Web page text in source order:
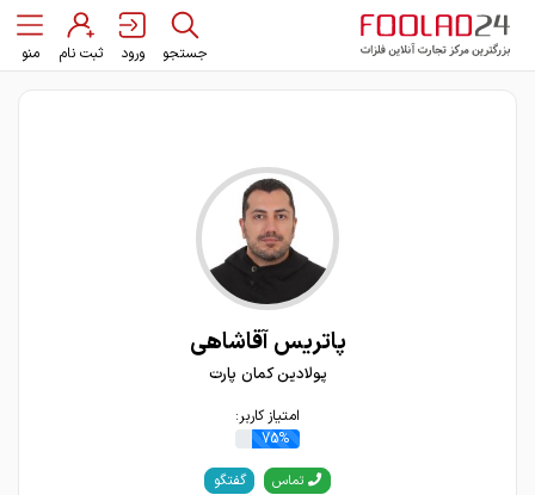
جستجو ورود ثبت نام منو
پاتریس آقاشاهی
پولادین کمان پارت
امتیاز کاربر:
75%
تماس گفتگو